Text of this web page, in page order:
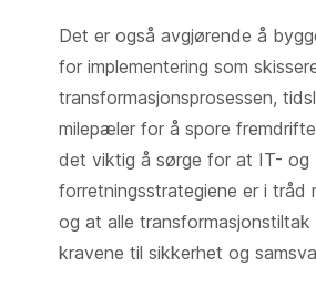
Det er også avgjørende å
for implementering som
transformasjonsprosessen,
milepæler for å spore
det viktig å sørge for at IT- og
forretningsstrategiene er i tråd
og at alle transformasjonstiltak
kravene til sikkerhet og